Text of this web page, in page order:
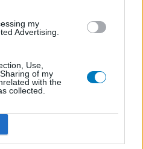
my
Advertising.
Use,
of my
with the
collected.
sertraline omdat de
herkenbaar waren nu 50 mg
mee gestopt..nu van
neem benieuwd gaat nog
35 jaar geleden met
weer jaren later citalopram...
naar sertraline.[lees